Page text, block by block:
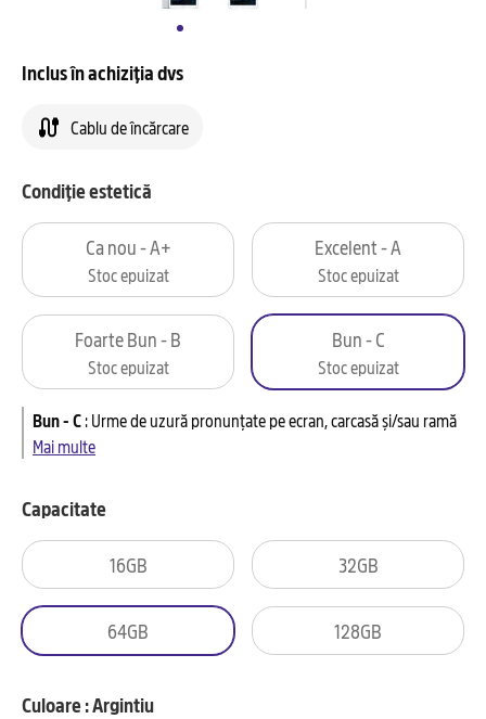
Inclus în achiziția dvs
Cablu de încărcare
Condiție estetică
Ca nou - A+
Stoc epuizat
Excelent - A
Stoc epuizat
Foarte Bun - B
Stoc epuizat
Bun - C
Stoc epuizat
Bun - C:Urme de uzură pronunțate pe ecran, carcasă și/sau ramă
Mai multe
Capacitate
16GB 32GB
64GB 128GB
Culoare : Argintiu